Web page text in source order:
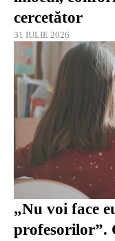
cercetător
31 IULIE 2026
„Nu voi face
profesorilor”.